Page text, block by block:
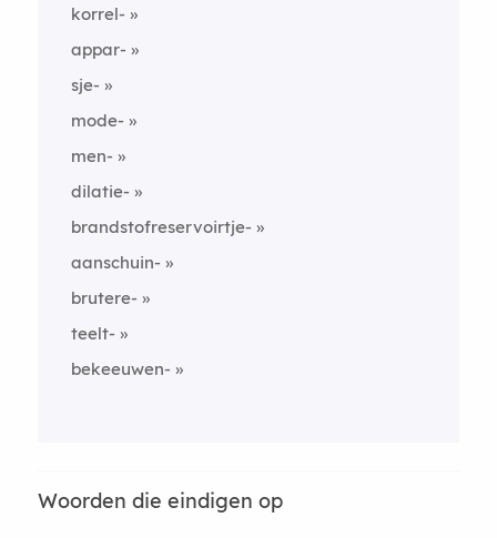
korrel-
appar-
sje-
mode-
men-
dilatie-
brandstofreservoirtje-
aanschuin-
brutere-
teelt-
bekeeuwen-
Woorden die eindigen op